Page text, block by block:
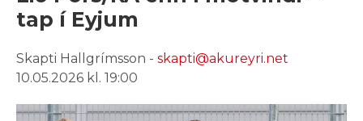
tap í Eyjum
Skapti Hallgrímsson - skapti@akureyri.net
10.05.2026 kl. 19:00